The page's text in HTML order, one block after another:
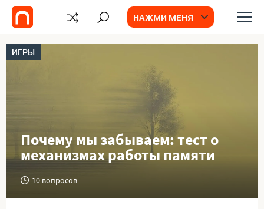
НАЖМИ МЕНЯ
ИГРЫ
Почему мы забываем: тест о
механизмах работы памяти
10 вопросов